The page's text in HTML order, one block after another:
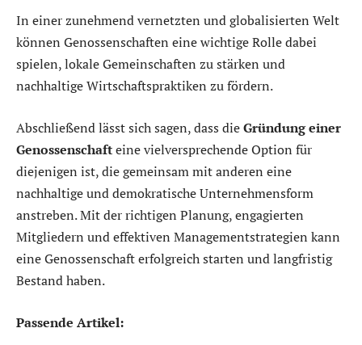
In einer zunehmend vernetzten und globalisierten Welt
können Genossenschaften eine wichtige Rolle dabei
spielen, lokale Gemeinschaften zu stärken und
nachhaltige Wirtschaftspraktiken zu fördern.
Abschließend lässt sich sagen, dass dieGründung einer
Genossenschafteine vielversprechende Option für
diejenigen ist, die gemeinsam mit anderen eine
nachhaltige und demokratische Unternehmensform
anstreben. Mit der richtigen Planung, engagierten
Mitgliedern und effektiven Managementstrategien kann
eine Genossenschaft erfolgreich starten und langfristig
Bestand haben.
Passende Artikel: